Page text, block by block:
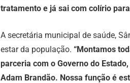
tratamento e já sai com colírio
A secretária municipal de saúde,
estar da população.“Montamos
parceria com o Governo do
Adam Brandão. Nossa função é